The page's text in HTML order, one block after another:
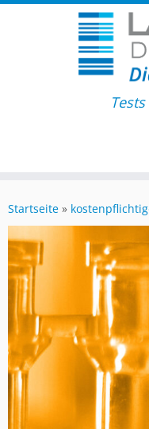
Startseite »